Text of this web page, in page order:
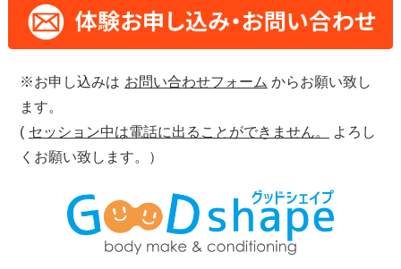
※お申し込みは お問い合わせフォーム からお願い致し
ます。
( セッション中は電話に出ることができません。
よろし
くお願い致します。）